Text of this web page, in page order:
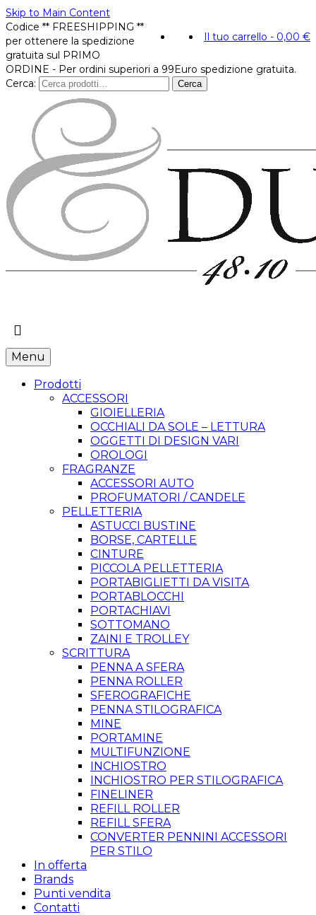
Skip to Main Content
Il tuo carrello - 0,00 €
Codice ** FREESHIPPING **
per ottenere la spedizione
gratuita sul PRIMO
ORDINE - Per ordini superiori a 99Euro spedizione gratuita.
Cerca:
Cerca
Menu
Prodotti
ACCESSORI
GIOIELLERIA
OCCHIALI DA SOLE – LETTURA
OGGETTI DI DESIGN VARI
OROLOGI
FRAGRANZE
ACCESSORI AUTO
PROFUMATORI / CANDELE
PELLETTERIA
ASTUCCI BUSTINE
BORSE, CARTELLE
CINTURE
PICCOLA PELLETTERIA
PORTABIGLIETTI DA VISITA
PORTABLOCCHI
PORTACHIAVI
SOTTOMANO
ZAINI E TROLLEY
SCRITTURA
PENNA A SFERA
PENNA ROLLER
SFEROGRAFICHE
PENNA STILOGRAFICA
MINE
PORTAMINE
MULTIFUNZIONE
INCHIOSTRO
INCHIOSTRO PER STILOGRAFICA
FINELINER
REFILL ROLLER
REFILL SFERA
CONVERTER PENNINI ACCESSORI
PER STILO
In offerta
Brands
Punti vendita
Contatti